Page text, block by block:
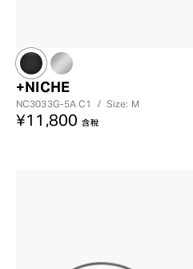
+NICHE
NC3033G-5AC1 / Size: M
¥11,800 含稅